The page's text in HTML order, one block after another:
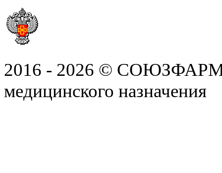
2016 - 2026 © СОЮЗФАРМ,
медицинского назначения